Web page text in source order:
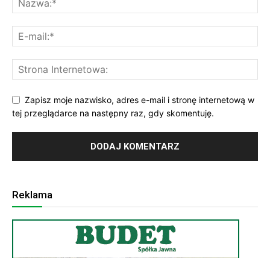
Zapisz moje nazwisko, adres e-mail i stronę internetową w
tej przeglądarce na następny raz, gdy skomentuję.
Reklama